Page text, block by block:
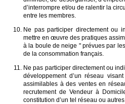
d’interrompre et/ou de ralentir la
entre les membres.
Ne pas participer directement ou
mettre en œuvre des pratiques
à la boule de neige " prévues par
de la consommation français.
Ne pas participer directement ou
développement d’un réseau
assimilables à des ventes en
recrutement de Vendeur à
constitution d’un tel réseau ou